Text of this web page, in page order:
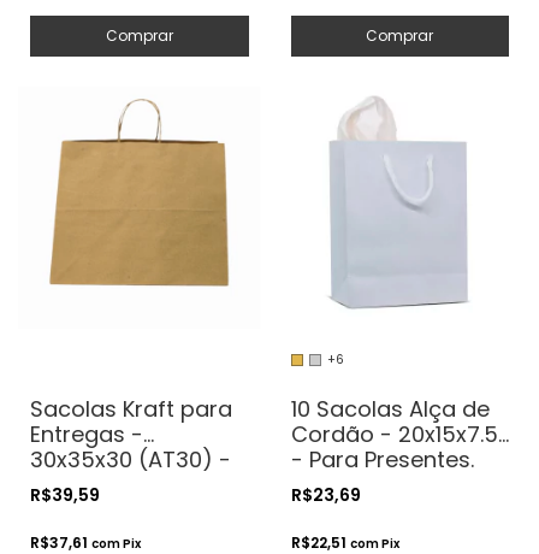
Comprar Comprar
Sacolas Kraft para
Entregas -
30x35x30 (AT30) -
Para Delivery.
Transporte de
Bolos
R$39,59
R$37,61 comPix
+6
10 Sacolas Alça de
Cordão - 20x15x7.5
- Para Presentes.
Cosméticos ou
Artesanatos
R$23,69
R$22,51 comPix